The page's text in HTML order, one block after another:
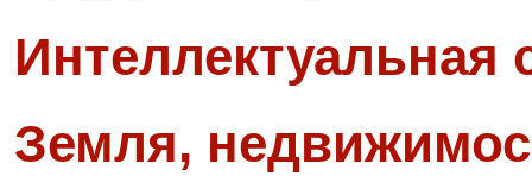
Интеллектуальная
Земля,